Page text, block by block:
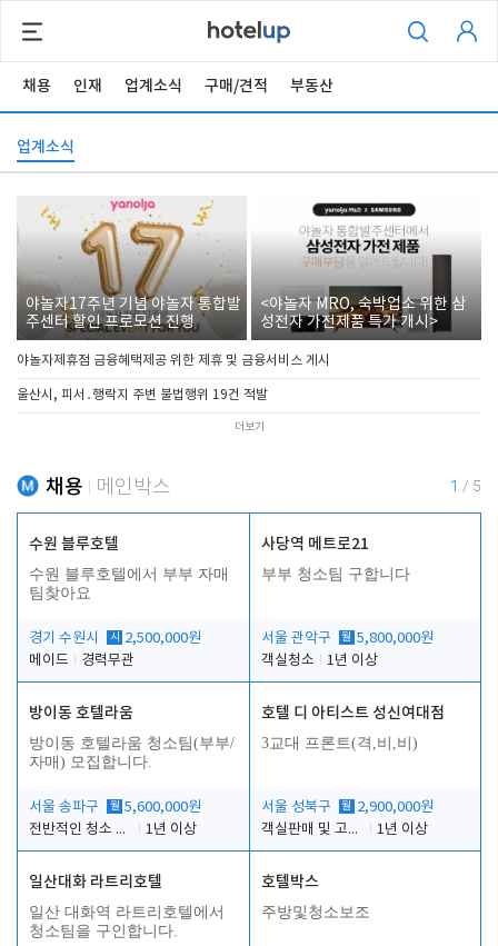
채용 인재 업계소식 구매/견적 부동산
업계소식
야놀자17주년 기념 야놀자 통합발
주센터 할인 프로모션 진행
<야놀자 MRO, 숙박업소 위한 삼
성전자 가전제품 특가 개시>
야놀자제휴점 금융혜택제공 위한 제휴 및 금융서비스 게시
울산시, 피서․행락지 주변 불법행위 19건 적발
더보기
채용 메인박스 1 / 5
수원 블루호텔
수원 블루호텔에서 부부 자매
팀찾아요
경기 수원시 시
2,500,000원
메이드
경력무관
사당역 메트로21
부부 청소팀 구합니다
서울 관악구 월 5,800,000원
객실청소
1년 이상
방이동 호텔라움
방이동 호텔라움 청소팀(부부/
자매) 모집합니다.
서울 송파구 월 5,600,000원
전반적인 청소 업무(객실청소.객실정리)
1년 이상
호텔 디 아티스트 성신여대점
3교대 프론트(격,비,비)
서울 성북구 월 2,900,000원
객실판매 및 고객응대
1년 이상
일산대화 라트리호텔
일산 대화역 라트리호텔에서
청소팀을 구인합니다.
호텔박스
주방및청소보조